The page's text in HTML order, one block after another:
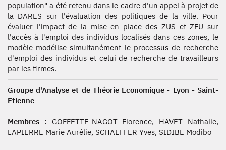
population" a été retenu dans le cadre d'un appel à projet de
la DARES sur l'évaluation des politiques de la ville. Pour
évaluer l'impact de la mise en place des ZUS et ZFU sur
l'accès à l'emploi des individus localisés dans ces zones, le
modèle modélise simultanément le processus de recherche
d'emploi des individus et celui de recherche de travailleurs
par les firmes.
Groupe d'Analyse et de Théorie Economique - Lyon - Saint-
Etienne
Membres : GOFFETTE-NAGOT Florence, HAVET Nathalie,
LAPIERRE Marie Aurélie, SCHAEFFER Yves, SIDIBE Modibo